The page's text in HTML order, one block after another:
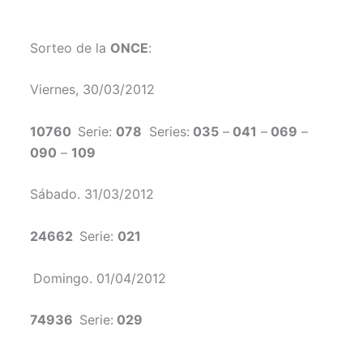
Sorteo de la ONCE:
Viernes, 30/03/2012
10760 Serie: 078 Series: 035 – 041 – 069 –
090 –109
Sábado. 31/03/2012
24662 Serie: 021
Domingo. 01/04/2012
74936 Serie: 029